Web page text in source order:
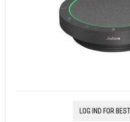
LOG IND FOR